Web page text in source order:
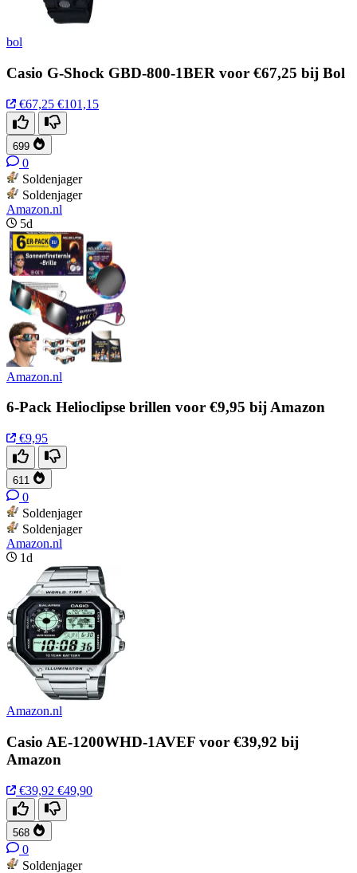
bol
Casio G-Shock GBD-800-1BER voor €67,25 bij Bol
€67,25 €101,15
699
0
Soldenjager
Soldenjager
Amazon.nl
5d
Amazon.nl
6-Pack Helioclipse brillen voor €9,95 bij Amazon
€9,95
611
0
Soldenjager
Soldenjager
Amazon.nl
1d
Amazon.nl
Casio AE-1200WHD-1AVEF voor €39,92 bij
Amazon
€39,92 €49,90
568
0
Soldenjager